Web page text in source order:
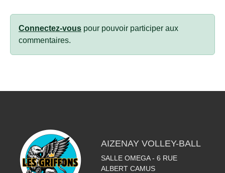
Connectez-vous pour pouvoir participer aux
commentaires.
AIZENAY VOLLEY-BALL
SALLE OMEGA - 6 RUE
ALBERT CAMUS